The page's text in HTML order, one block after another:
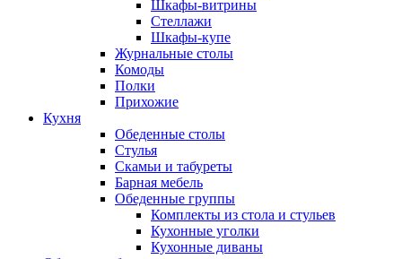
Шкафы-витрины
Стеллажи
Шкафы-купе
Журнальные столы
Комоды
Полки
Прихожие
Кухня
Обеденные столы
Стулья
Скамьи и табуреты
Барная мебель
Обеденные группы
Комплекты из стола и стульев
Кухонные уголки
Кухонные диваны